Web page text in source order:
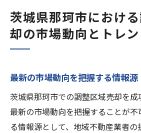
茨城県那珂市におけ
却の市場動向とトレ
最新の市場動向を把握する情報源
茨城県那珂市での調整区域売却を成
最新の市場動向を把握することが不
る情報源として、地域不動産業者